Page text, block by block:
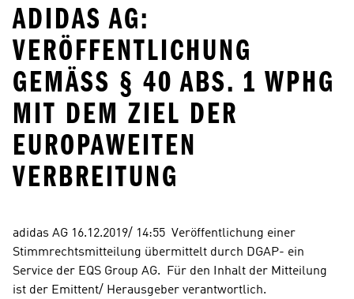
ADIDAS AG:
VERÖFFENTLICHUNG
GEMÄSS § 40 ABS. 1 WPHG M
IT DEM ZIEL DER E
UROPAWEITEN V
ERBREITUNG
adidas AG 16.12.2019/ 14:55  Veröffentlichung einer
Stimmrechtsmitteilung übermittelt durch DGAP- ein
Service der EQS Group AG.  Für den Inhalt der Mitteilung
ist der Emittent/ Herausgeber verantwortlich.